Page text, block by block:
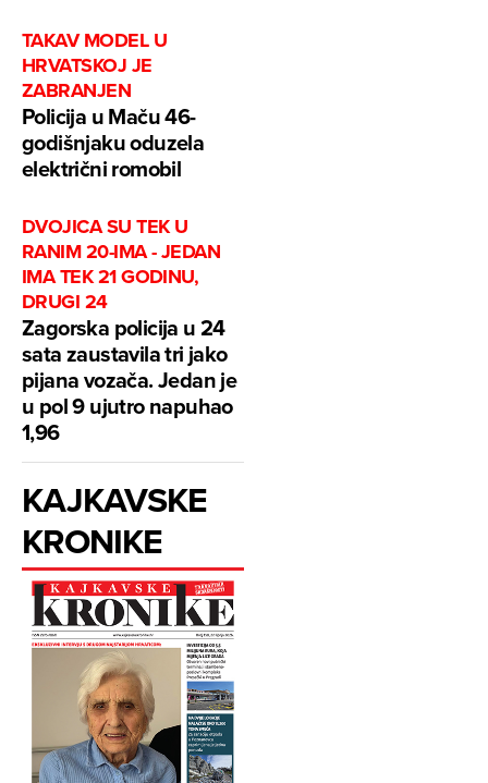
TAKAV MODEL U
HRVATSKOJ JE
ZABRANJEN
Policija u Maču 46-
godišnjaku oduzela
električni romobil
DVOJICA SU TEK U
RANIM 20-IMA - JEDAN
IMA TEK 21 GODINU,
DRUGI 24
Zagorska policija u 24
sata zaustavila tri jako
pijana vozača. Jedan je
u pol 9 ujutro napuhao
1,96
KAJKAVSKE
KRONIKE